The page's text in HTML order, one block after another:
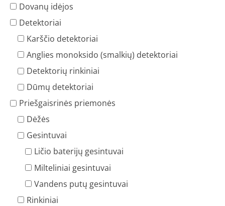
Dovanų idėjos
Detektoriai
Karščio detektoriai
Anglies monoksido (smalkių) detektoriai
Detektorių rinkiniai
Dūmų detektoriai
Priešgaisrinės priemonės
Dėžės
Gesintuvai
Ličio baterijų gesintuvai
Milteliniai gesintuvai
Vandens putų gesintuvai
Rinkiniai